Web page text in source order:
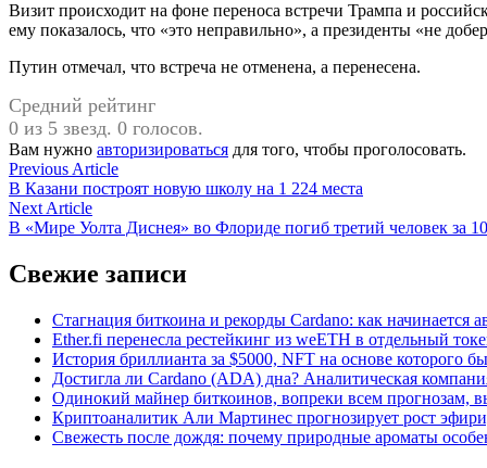
Визит происходит на фоне переноса встречи Трампа и
ему показалось, что «это неправильно», а президенты «не
Путин отмечал, что встреча не отменена, а перенесена.
Средний рейтинг
0 из 5 звезд. 0 голосов.
Вам нужно авторизироваться для того, чтобы проголосовать.
Навигация
по
записям
Previous ArticlePrevious
article:
В Казани построят новую школу на 1 224 места
Next ArticleNext
article:
В «Мире Уолта Диснея» во Флориде погиб третий человек за
Свежие записи
Стагнация биткоина и рекорды Cardano: как начинается
Ether.fi перенесла рестейкинг из weETH в отдельный
История бриллианта за $5000, NFT на основе которого
Достигла ли Cardano (ADA) дна? Аналитическая
Одинокий майнер биткоинов, вопреки всем прогнозам,
Криптоаналитик Али Мартинес прогнозирует рост
Свежесть после дождя: почему природные ароматы